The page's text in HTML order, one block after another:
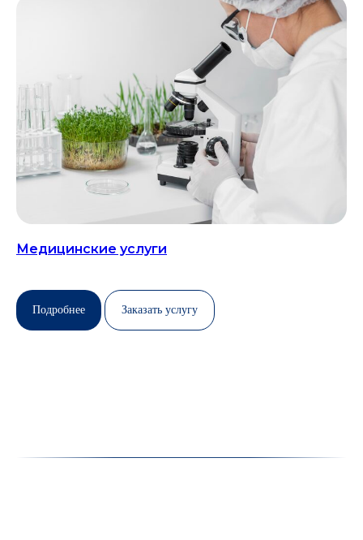
Медицинские услуги
Подробнее Заказать услугу